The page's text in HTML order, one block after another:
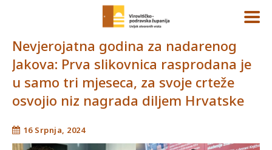
Nevjerojatna godina za nadarenog
Jakova: Prva slikovnica rasprodana je
u samo tri mjeseca, za svoje crteže
osvojio niz nagrada diljem Hrvatske
16 Srpnja, 2024